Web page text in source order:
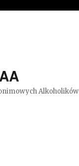
Alkoholików